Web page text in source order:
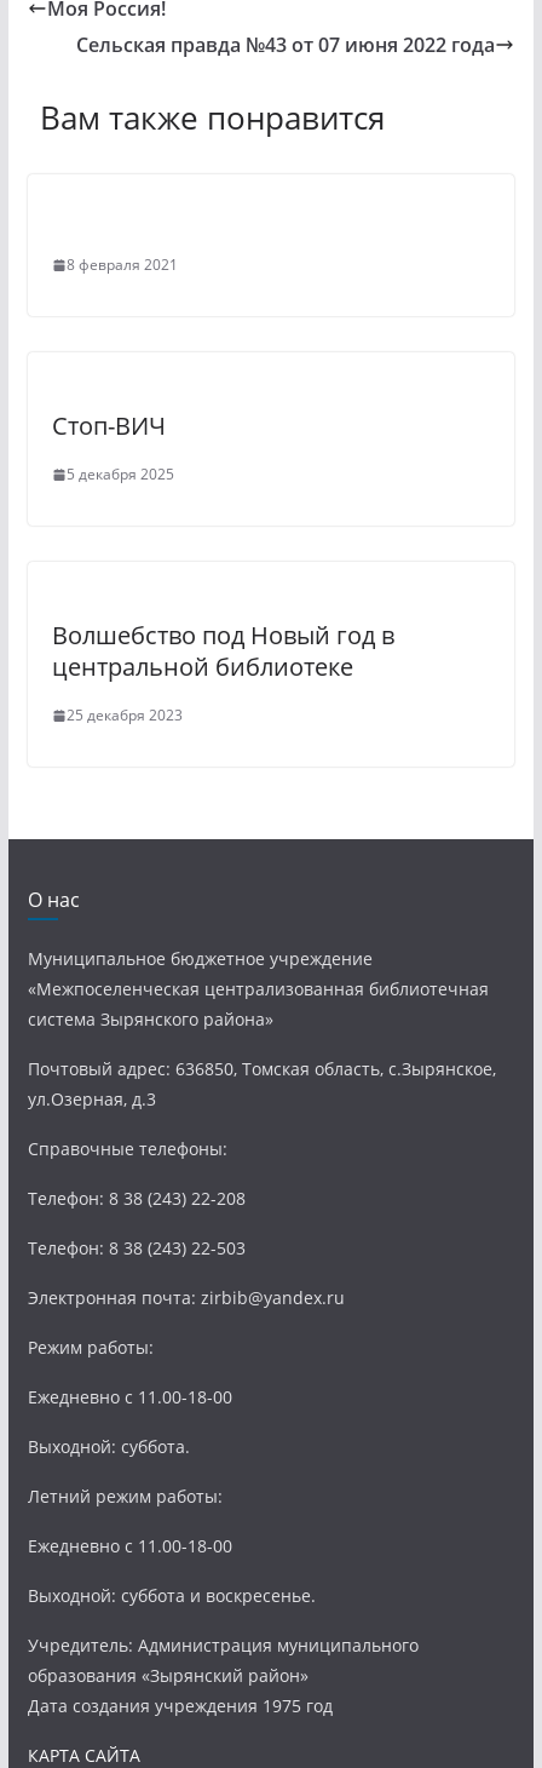
a
i
g
Моя Россия!
Сельская правда №43 от 07 июня 2022 года
Вам также понравится
8 февраля 2021
Стоп-ВИЧ
5 декабря 2025
Волшебство под Новый год в
центральной библиотеке
25 декабря 2023
О нас
Муниципальное бюджетное учреждение
«Межпоселенческая централизованная библиотечная
система Зырянского района»
Почтовый адрес: 636850, Томская область, с.Зырянское,
ул.Озерная, д.3
Справочные телефоны:
Телефон: 8 38 (243) 22-208
Телефон: 8 38 (243) 22-503
Электронная почта: zirbib@yandex.ru
Режим работы:
Ежедневно с 11.00-18-00
Выходной: суббота.
Летний режим работы:
Ежедневно с 11.00-18-00
Выходной: суббота и воскресенье.
Учредитель: Администрация муниципального
образования «Зырянский район»
Дата создания учреждения 1975 год
КАРТА САЙТА